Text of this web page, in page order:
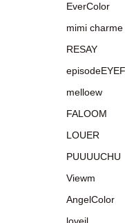
EverColor
mimi charme
RESAY
melloew
FALOOM
LOUER
PUUUUCHU
Viewm
AngelColor